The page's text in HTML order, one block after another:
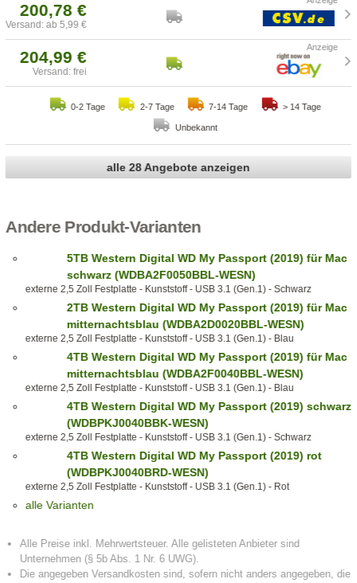
200,78 €
Versand: ab 5,99 €
204,99 €
Versand: frei
0-2 Tage 2-7 Tage 7-14 Tage > 14 Tage
Unbekannt
alle 28 Angebote anzeigen
Andere Produkt-Varianten
5TB Western Digital WD My Passport (2019) für Mac
schwarz (WDBA2F0050BBL-WESN)
externe 2,5 Zoll Festplatte - Kunststoff - USB 3.1 (Gen.1) - Schwarz
2TB Western Digital WD My Passport (2019) für Mac
mitternachtsblau (WDBA2D0020BBL-WESN)
externe 2,5 Zoll Festplatte - Kunststoff - USB 3.1 (Gen.1) - Blau
4TB Western Digital WD My Passport (2019) für Mac
mitternachtsblau (WDBA2F0040BBL-WESN)
externe 2,5 Zoll Festplatte - Kunststoff - USB 3.1 (Gen.1) - Blau
4TB Western Digital WD My Passport (2019) schwarz
(WDBPKJ0040BBK-WESN)
externe 2,5 Zoll Festplatte - Kunststoff - USB 3.1 (Gen.1) - Schwarz
4TB Western Digital WD My Passport (2019) rot
(WDBPKJ0040BRD-WESN)
externe 2,5 Zoll Festplatte - Kunststoff - USB 3.1 (Gen.1) - Rot
alle Varianten